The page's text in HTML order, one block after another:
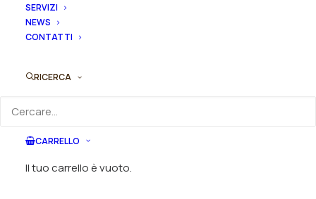
SERVIZI
NEWS
CONTATTI
RICERCA
CARRELLO
Il tuo carrello è vuoto.
SKU